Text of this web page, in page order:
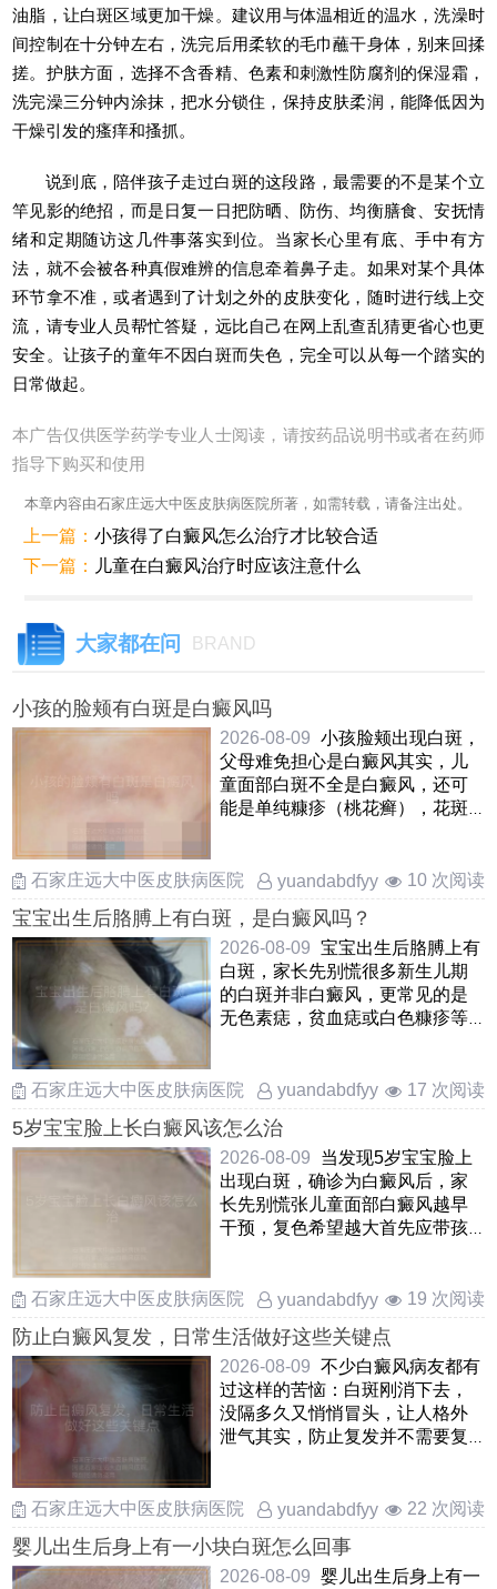
油脂，让白斑区域更加干燥。建议用与体温相近的温水，洗澡时
间控制在十分钟左右，洗完后用柔软的毛巾蘸干身体，别来回揉
搓。护肤方面，选择不含香精、色素和刺激性防腐剂的保湿霜，
洗完澡三分钟内涂抹，把水分锁住，保持皮肤柔润，能降低因为
干燥引发的瘙痒和搔抓。
说到底，陪伴孩子走过白斑的这段路，最需要的不是某个立
竿见影的绝招，而是日复一日把防晒、防伤、均衡膳食、安抚情
绪和定期随访这几件事落实到位。当家长心里有底、手中有方
法，就不会被各种真假难辨的信息牵着鼻子走。如果对某个具体
环节拿不准，或者遇到了计划之外的皮肤变化，随时进行线上交
流，请专业人员帮忙答疑，远比自己在网上乱查乱猜更省心也更
安全。让孩子的童年不因白斑而失色，完全可以从每一个踏实的
日常做起。
本广告仅供医学药学专业人士阅读，请按药品说明书或者在药师
指导下购买和使用
本章内容由石家庄远大中医皮肤病医院所著，如需转载，请备注出处。
上一篇：小孩得了白癜风怎么治疗才比较合适
下一篇：
儿童在白癜风治疗时应该注意什么
大家都在问 BRAND
小孩的脸颊有白斑是白癜风吗
2026-08-09 小孩脸颊出现白斑，
父母难免担心是白癜风其实，儿
童面部白斑不全是白癜风，还可
能是单纯糠疹（桃花癣），花斑
石家庄远大中医皮肤病医院
yuandabdfyy 10 次阅读
宝宝出生后胳膊上有白斑，是白癜风吗？
2026-08-09 宝宝出生后胳膊上有
白斑，家长先别慌很多新生儿期
的白斑并非白癜风，更常见的是
无色素痣，贫血痣或白色糠疹等
石家庄远大中医皮肤病医院 yuandabdfyy 17 次阅读
5岁宝宝脸上长白癜风该怎么治
2026-08-09
当发现5岁宝宝脸上
出现白斑，确诊为白癜风后，家
长先别慌张儿童面部白癜风越早
干预，复色希望越大首先应带孩
石家庄远大中医皮肤病医院
yuandabdfyy 19 次阅读
防止白癜风复发，日常生活做好这些关键点
2026-08-09 不少白癜风病友都有
过这样的苦恼：白斑刚消下去，
没隔多久又悄悄冒头，让人格外
泄气其实，防止复发并不需要复
石家庄远大中医皮肤病医院
yuandabdfyy 22 次阅读
婴儿出生后身上有一小块白斑怎么回事
2026-08-09 婴儿出生后身上有一